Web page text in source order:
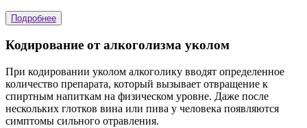
Подробнее
Кодирование от алкоголизма уколом
При кодировании уколом алкоголику вводят определенное
количество препарата, который вызывает отвращение к
спиртным напиткам на физическом уровне. Даже после
нескольких глотков вина или пива у человека появляются
симптомы сильного отравления.